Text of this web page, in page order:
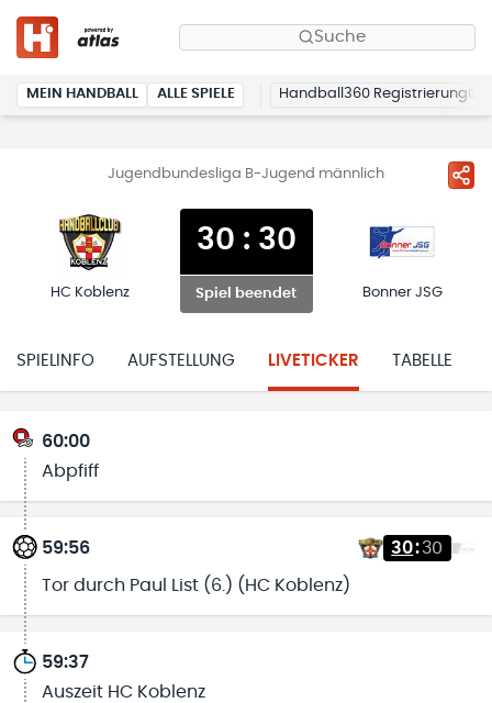
Suche
MEIN HANDBALL ALLE SPIELE Handball360 Registrierung
Jugendbundesliga B-Jugend männlich
HC Koblenz
30 : 30
Spiel beendet Bonner JSG
SPIELINFO AUFSTELLUNG LIVETICKER TABELLE
60:00
Abpfiff
59:56 30:30
Tor durch Paul List (6.) (HC Koblenz)
59:37
Auszeit HC Koblenz